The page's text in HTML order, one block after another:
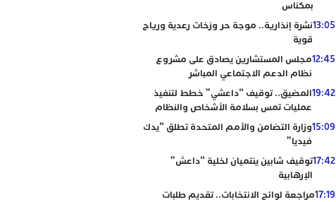
بمكناس
13:05نشرة إنذارية.. موجة حر وزخات رعدية ورياح
قوية
12:45مجلس المستشارين يصادق على مشروع
نظام الدعم الاجتماعي المباشر
19:42المضيق.. توقيف “داعشي” خطط لتنفيذ
عمليات تمس بسلامة الأشخاص والنظام
15:09وزارة التضامن والأمم المتحدة تطلق “يدك
فيديا”
17:42توقيف شابين ينتميان لخلية “داعش”
الإرهابية
17:19مراجعة لوائح الانتخابات.. تقديم طلبات